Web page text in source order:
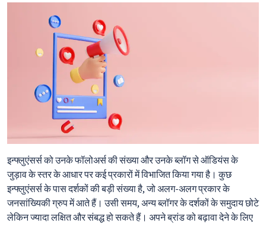
इन्फ्लुएंसर्स को उनके फॉलोअर्स की संख्या और उनके ब्लॉग से ऑडियंस के
जुड़ाव के स्तर के आधार पर कई प्रकारों में विभाजित किया गया है। कुछ
इन्फ्लुएंसर्स के पास दर्शकों की बड़ी संख्या है, जो अलग-अलग प्रकार के
जनसांख्यिकी ग्रुप में आते हैं। उसी समय, अन्य ब्लॉगर के दर्शकों के समुदाय छोटे
लेकिन ज्यादा लक्षित और संबद्ध हो सकते हैं। अपने ब्रांड को बढ़ावा देने के लिए